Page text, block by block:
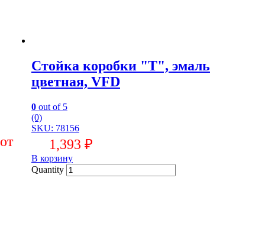
Стойка коробки "Т", эмаль
цветная, VFD
0 out of 5
(0)
SKU: 78156
1,393 ₽
В корзину
Quantity